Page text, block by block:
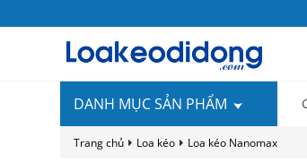
DANH MỤC SẢN PHẨM
Trang chủ Loa kéo Loa kéo Nanomax